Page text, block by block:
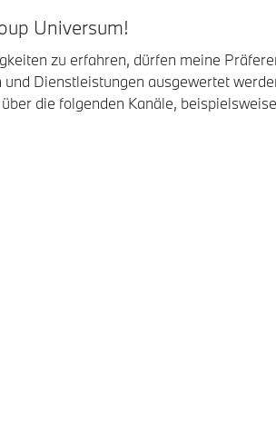
Universum!
zu erfahren, dürfen meine
Dienstleistungen ausgewertet
die folgenden Kanäle,